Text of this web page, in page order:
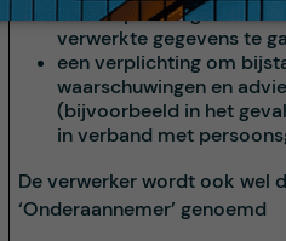
een verplichting om de
verwerkte gegevens te
een verplichting om
waarschuwingen en
(bijvoorbeeld in het
in verband met
De verwerker wordt ook wel
‘Onderaannemer’ genoemd